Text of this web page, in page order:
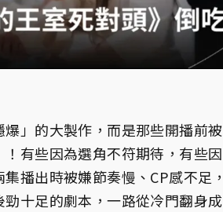
」的大製作，而是那些開播前被
有些因為選角不符期待，有些因
播出時被嫌節奏慢、CP感不足，
十足的劇本，一路從冷門翻身成